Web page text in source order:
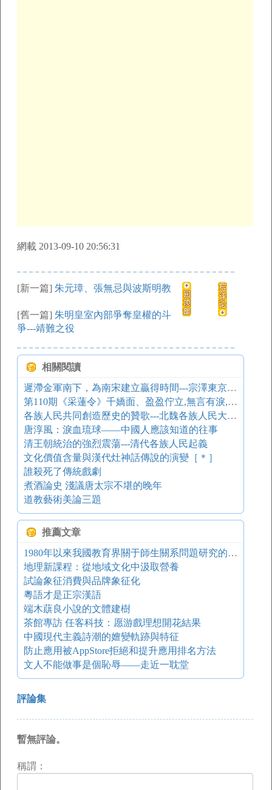
網載 2013-09-10 20:56:31
[新一篇] 朱元璋、張無忌與波斯明教
[舊一篇] 朱明皇室內部爭奪皇權的斗
爭---靖難之役
相關閱讀
遲滯金軍南下，為南宋建立贏得時間---宗澤東京保衛戰
第110期《采蓮令》千嬌面、盈盈佇立,無言有淚,斷腸爭忍回顧
各族人民共同創造歷史的贊歌---北魏各族人民大起義
唐淳風：淚血琉球——中國人應該知道的往事
清王朝統治的強烈震蕩---清代各族人民起義
文化價值含量與漢代灶神話傳說的演變［＊］
誰殺死了傳統戲劇
煮酒論史 淺議唐太宗不堪的晚年
道教藝術美論三題
推薦文章
1980年以來我國教育界關于師生關系問題研究的評述
地理新課程：從地域文化中汲取營養
試論象征消費與品牌象征化
粵語才是正宗漢語
端木蕻良小說的文體建樹
茶館專訪 任客科技：愿游戲理想開花結果
中國現代主義詩潮的嬗變軌跡與特征
防止應用被AppStore拒絕和提升應用排名方法
文人不能做事是個恥辱——走近一耽堂
評論集
暫無評論。
稱謂：